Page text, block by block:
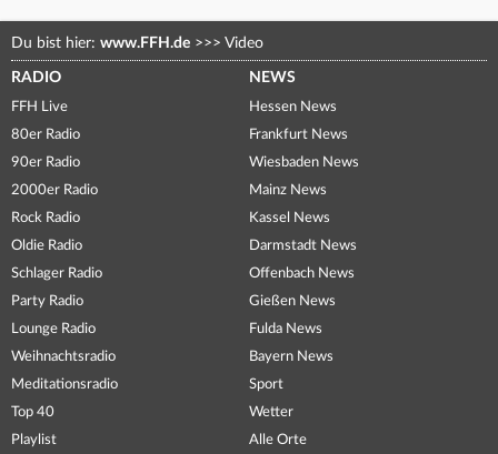
Du bist hier: www.FFH.de >>> Video
RADIO
FFH Live
80er Radio
90er Radio
2000er Radio
Rock Radio
Oldie Radio
Schlager Radio
Party Radio
Lounge Radio
Weihnachtsradio
Meditationsradio
Top 40
Playlist
NEWS
Hessen News
Frankfurt News
Wiesbaden News
Mainz News
Kassel News
Darmstadt News
Offenbach News
Gießen News
Fulda News
Bayern News
Sport
Wetter
Alle Orte